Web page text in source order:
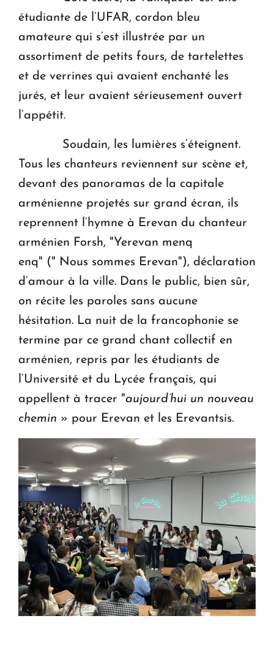
étudiante de l’UFAR, cordon bleu
amateure qui s’est illustrée par un
assortiment de petits fours, de tartelettes
et de verrines qui avaient enchanté les
jurés, et leur avaient sérieusement ouvert
l’appétit.
Soudain, les lumières s’éteignent.
Tous les chanteurs reviennent sur scène et,
devant des panoramas de la capitale
arménienne projetés sur grand écran, ils
reprennent l’hymne à Erevan du chanteur
arménien Forsh, "Yerevan menq
enq" (" Nous sommes Erevan"), déclaration
d’amour à la ville. Dans le public, bien sûr,
on récite les paroles sans aucune
hésitation. La nuit de la francophonie se
termine par ce grand chant collectif en
arménien, repris par les étudiants de
l’Université et du Lycée français, qui
appellent à tracer "aujourd’hui un nouveau
chemin » pour Erevan et les Erevantsis.